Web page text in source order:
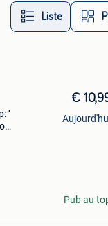
Liste
‘
€
Pub au